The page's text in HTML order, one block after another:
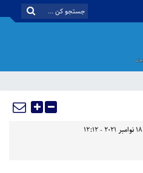
18 نوامبر 2021 - 12:12